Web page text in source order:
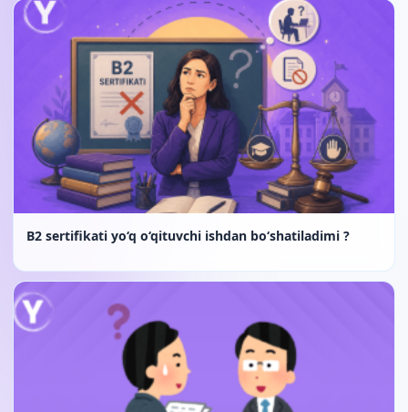
B2 sertifikati yo‘q o‘qituvchi ishdan bo‘shatiladimi ?